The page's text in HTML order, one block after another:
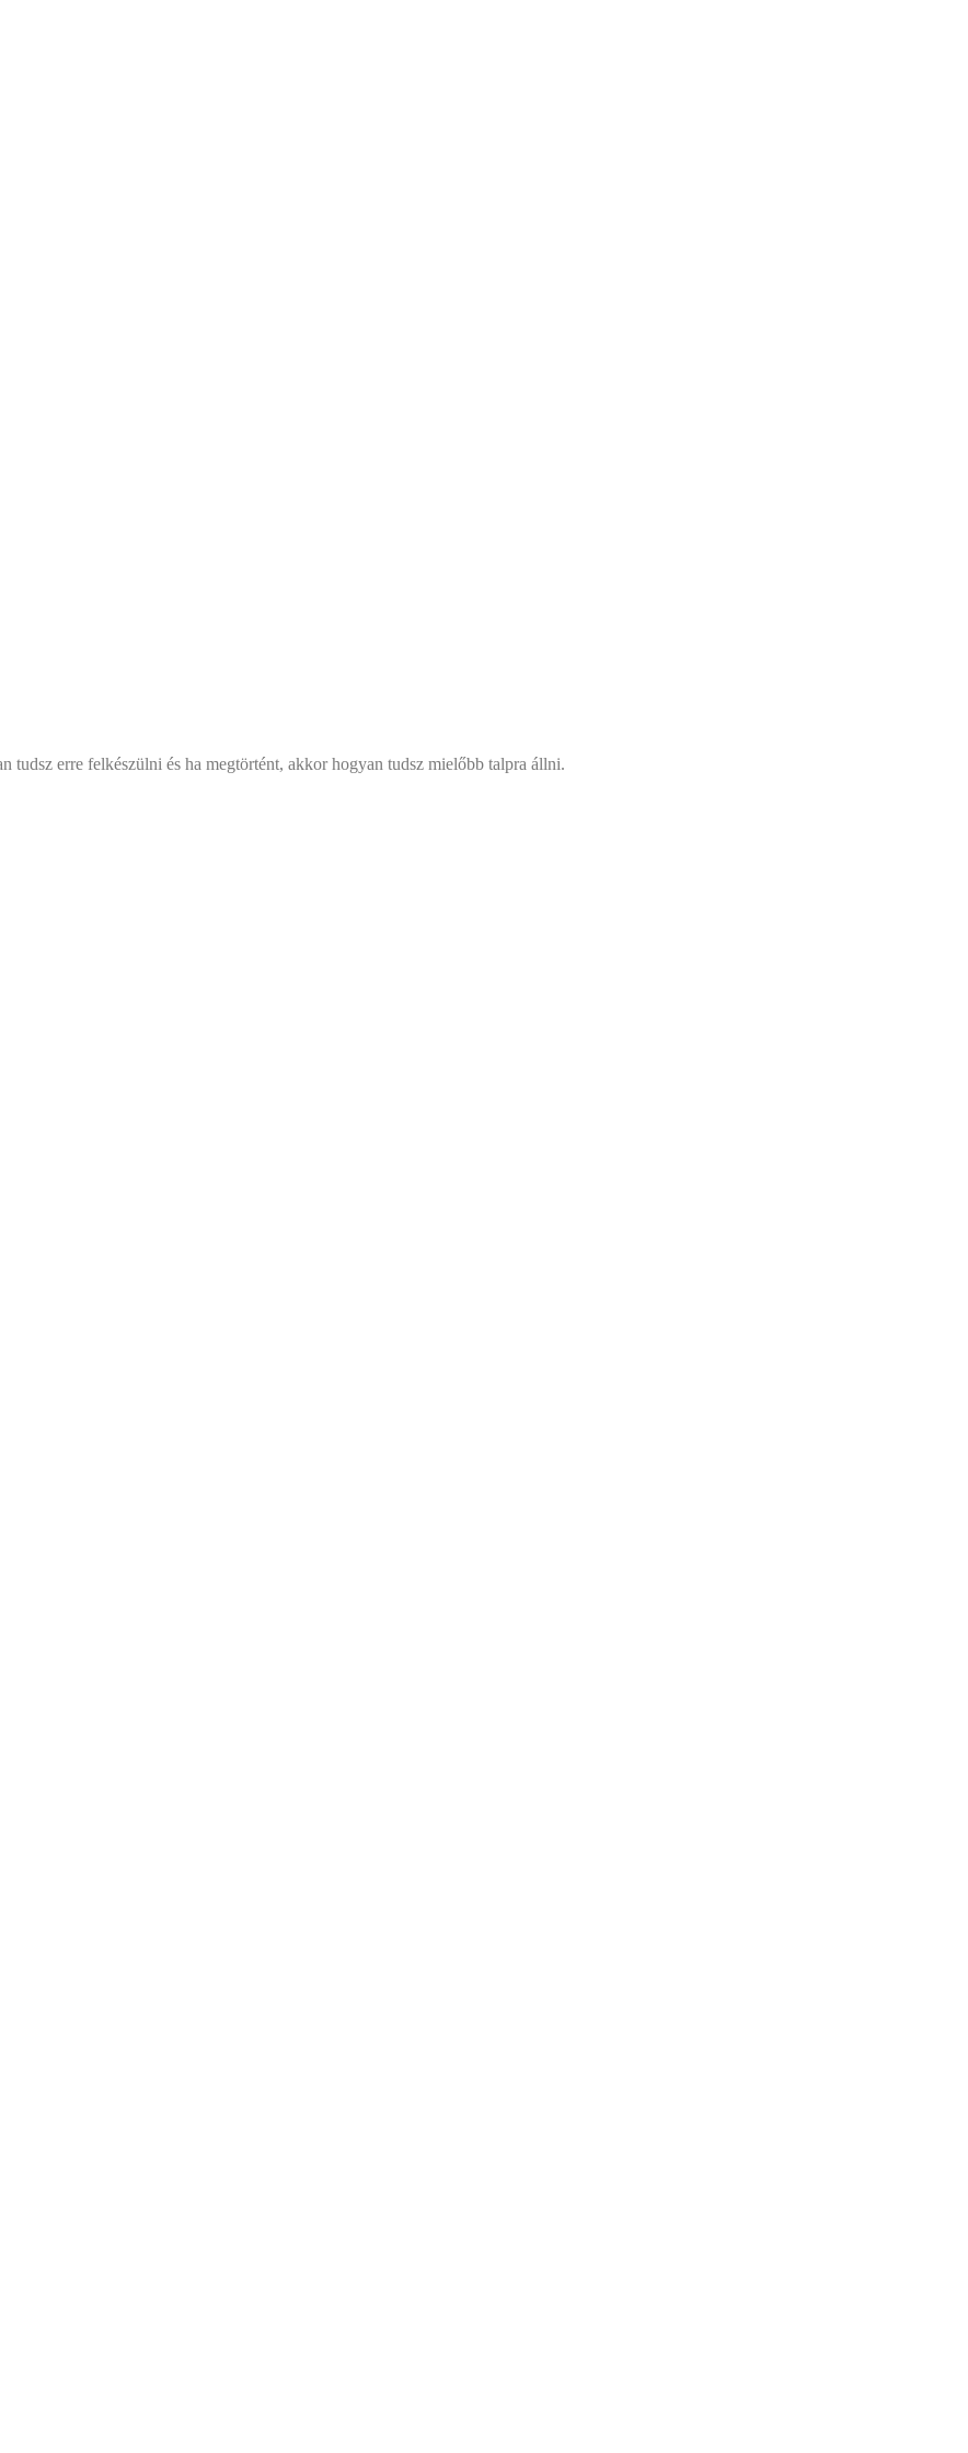
tudsz erre felkészülni és ha megtörtént, akkor hogyan tudsz mielőbb talpra állni.